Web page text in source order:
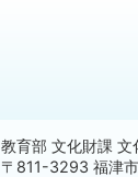
教育部 文化財課 文
〒811-3293 福津